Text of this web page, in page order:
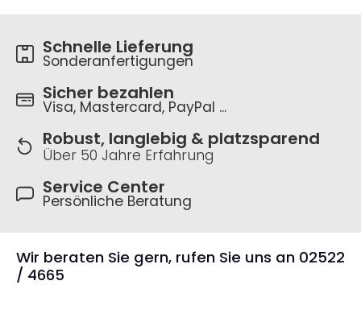
Schnelle Lieferung
Sonderanfertigungen
Sicher bezahlen
Visa, Mastercard, PayPal ...
Robust, langlebig & platzsparend
Über 50 Jahre Erfahrung
Service Center
Persönliche Beratung
Wir beraten Sie gern, rufen Sie uns an 02522
/ 4665